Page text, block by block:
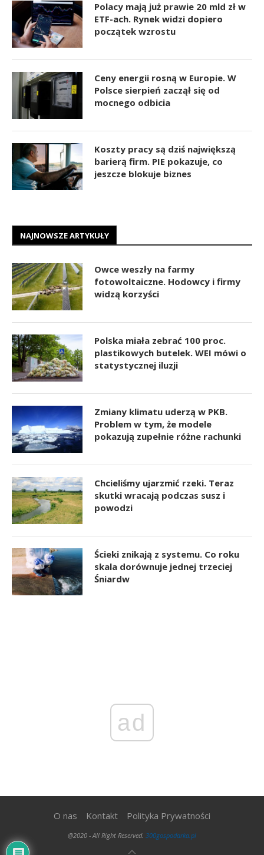
Polacy mają już prawie 20 mld zł w
ETF-ach. Rynek widzi dopiero
początek wzrostu
Ceny energii rosną w Europie. W
Polsce sierpień zaczął się od
mocnego odbicia
Koszty pracy są dziś największą
barierą firm. PIE pokazuje, co
jeszcze blokuje biznes
NAJNOWSZE ARTYKUŁY
Owce weszły na farmy
fotowoltaiczne. Hodowcy i firmy
widzą korzyści
Polska miała zebrać 100 proc.
plastikowych butelek. WEI mówi o
statystycznej iluzji
Zmiany klimatu uderzą w PKB.
Problem w tym, że modele
pokazują zupełnie różne rachunki
Chcieliśmy ujarzmić rzeki. Teraz
skutki wracają podczas susz i
powodzi
Ścieki znikają z systemu. Co roku
skala dorównuje jednej trzeciej
Śniardw
ad
O nas Kontakt Polityka Prywatności
@2020 - All Right Reserved. 300gospodarka.pl